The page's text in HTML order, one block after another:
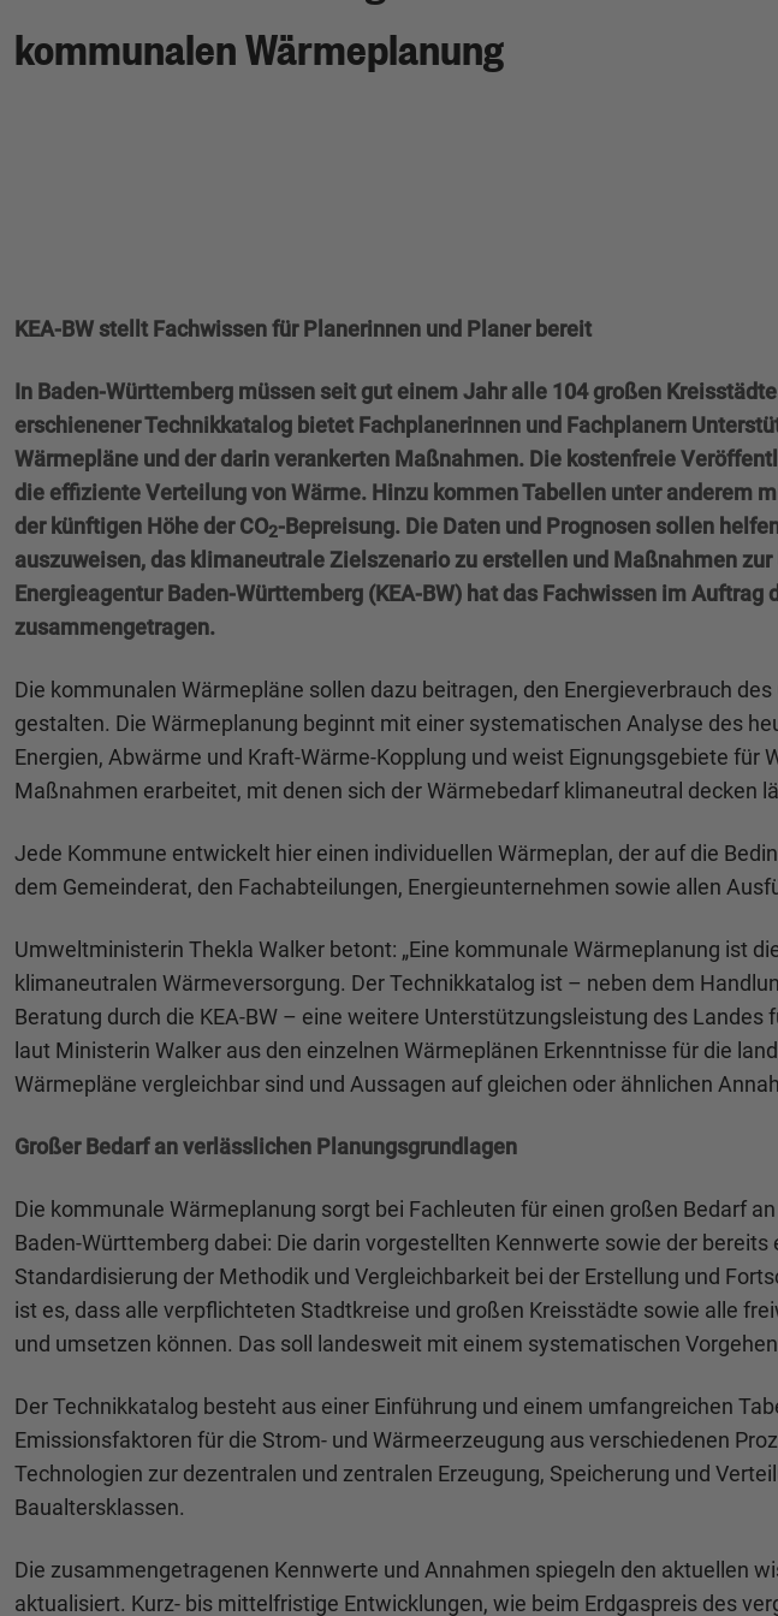
kommunalen Wärmeplanung
KEA-BW stellt Fachwissen für Planerinnen und Planer bereit
In Baden-Württemberg müssen seit gut einem Jahr alle 104 großen
erschienener Technikkatalog bietet Fachplanerinnen und Fachplanern
Wärmepläne und der darin verankerten Maßnahmen. Die kostenfreie
die effiziente Verteilung von Wärme. Hinzu kommen Tabellen unter
der künftigen Höhe der CO2-Bepreisung. Die Daten und Prognosen sollen
auszuweisen, das klimaneutrale Zielszenario zu erstellen und Maßnahmen
Energieagentur Baden-Württemberg (KEA-BW) hat das Fachwissen im
zusammengetragen.
Die kommunalen Wärmepläne sollen dazu beitragen, den Energieverbrauch
gestalten. Die Wärmeplanung beginnt mit einer systematischen Analyse des
Energien, Abwärme und Kraft-Wärme-Kopplung und weist Eignungsgebiete
Maßnahmen erarbeitet, mit denen sich der Wärmebedarf klimaneutral decken
Jede Kommune entwickelt hier einen individuellen Wärmeplan, der auf die
dem Gemeinderat, den Fachabteilungen, Energieunternehmen sowie allen
Umweltministerin Thekla Walker betont: „Eine kommunale Wärmeplanung ist
klimaneutralen Wärmeversorgung. Der Technikkatalog ist – neben dem
Beratung durch die KEA-BW – eine weitere Unterstützungsleistung des
laut Ministerin Walker aus den einzelnen Wärmeplänen Erkenntnisse für die
Wärmepläne vergleichbar sind und Aussagen auf gleichen oder ähnlichen
Großer Bedarf an verlässlichen Planungsgrundlagen
Die kommunale Wärmeplanung sorgt bei Fachleuten für einen großen Bedarf
Baden-Württemberg dabei: Die darin vorgestellten Kennwerte sowie der
Standardisierung der Methodik und Vergleichbarkeit bei der Erstellung und
ist es, dass alle verpflichteten Stadtkreise und großen Kreisstädte sowie alle
und umsetzen können. Das soll landesweit mit einem systematischen
Der Technikkatalog besteht aus einer Einführung und einem umfangreichen
Emissionsfaktoren für die Strom- und Wärmeerzeugung aus verschiedenen
Technologien zur dezentralen und zentralen Erzeugung, Speicherung und
Baualtersklassen.
Die zusammengetragenen Kennwerte und Annahmen spiegeln den aktuellen
aktualisiert. Kurz- bis mittelfristige Entwicklungen, wie beim Erdgaspreis des